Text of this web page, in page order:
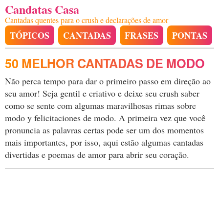
Candatas Casa
Cantadas quentes para o crush e declarações de amor
TÓPICOS CANTADAS FRASES PONTAS
50 MELHOR CANTADAS DE MODO
Não perca tempo para dar o primeiro passo em direção ao
seu amor! Seja gentil e criativo e deixe seu crush saber
como se sente com algumas maravilhosas rimas sobre
modo y felicitaciones de modo. A primeira vez que você
pronuncia as palavras certas pode ser um dos momentos
mais importantes, por isso, aqui estão algumas cantadas
divertidas e poemas de amor para abrir seu coração.